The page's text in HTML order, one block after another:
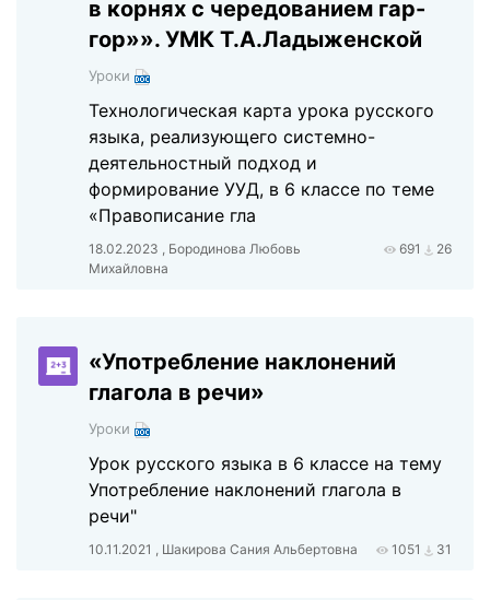
в корнях с чередованием гар-
гор»». УМК Т.А.Ладыженской
Уроки
Технологическая карта урока русского
языка, реализующего системно-
деятельностный подход и
формирование УУД, в 6 классе по теме
«Правописание гла
18.02.2023 , Бородинова Любовь
Михайловна
691 26
«Употребление наклонений
глагола в речи»
Уроки
Урок русского языка в 6 классе на тему
Употребление наклонений глагола в
речи"
10.11.2021 , Шакирова Сания Альбертовна 1051 31